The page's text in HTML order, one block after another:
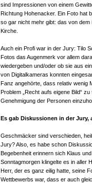
sind Impressionen von einem
Richtung Hohenacker. Ein Foto hat
so gar nicht mehr gibt: das von
Kirche.
Auch ein Profi war in der Jury: Tilo
Fotos das Augenmerk vor allem
wiedergeben und/oder ob sie aus
von Digitalkameras konnten
Fanz angehörte, dass relativ wenig
Problem „Recht aufs eigene Bild“
Genehmigung der Personen
Es gab Diskussionen in der
Geschmäcker sind verschieden,
Jury? Also, es habe schon
Begebenheit erinnern sich Klaus
Sonntagmorgen klingelte es in aller
Herr, der es ganz eilig hatte, seine
Wettbewerbs war, dass er auch